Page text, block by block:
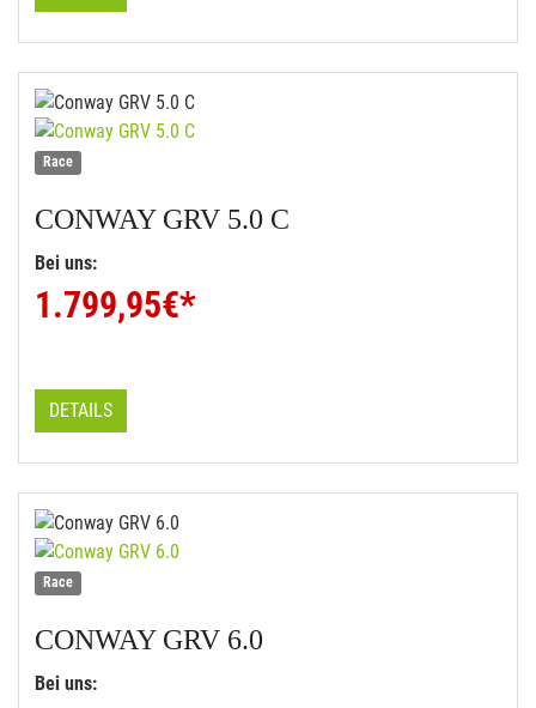
Race
CONWAYGRV 5.0 C
Bei uns:
1.799,95€*
DETAILS
Race
CONWAYGRV 6.0
Bei uns: